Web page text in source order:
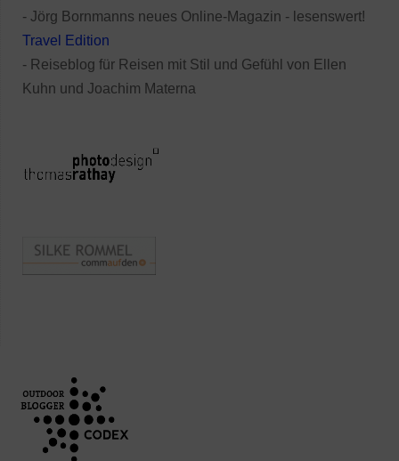
- Jörg Bornmanns neues Online-Magazin - lesenswert!
Travel Edition
- Reiseblog für Reisen mit Stil und Gefühl von Ellen
Kuhn und Joachim Materna